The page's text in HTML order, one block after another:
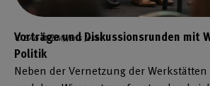
© BAG WfbM/Jens Jeske
Vorträge und Diskussionsrunden mit
Politik
Neben der Vernetzung der